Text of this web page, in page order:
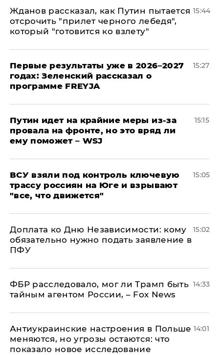
Жданов рассказал, как Путин пытается
отсрочить "прилет черного лебедя",
который "готовится ко взлету"
15:44
Первые результаты уже в 2026–2027
годах: Зеленский рассказал о
программе FREYJA
15:27
Путин идет на крайние меры из-за
провала на фронте, но это вряд ли
ему поможет – WSJ
15:15
ВСУ взяли под контроль ключевую
трассу россиян на Юге и взрывают
"все, что движется"
15:05
Доплата ко Дню Независимости: кому
обязательно нужно подать заявление в
ПФУ
15:02
ФБР расследовало, мог ли Трамп быть
тайным агентом России, – Fox News
14:33
Антиукраинские настроения в Польше
меняются, но угрозы остаются: что
показало новое исследование
14:01